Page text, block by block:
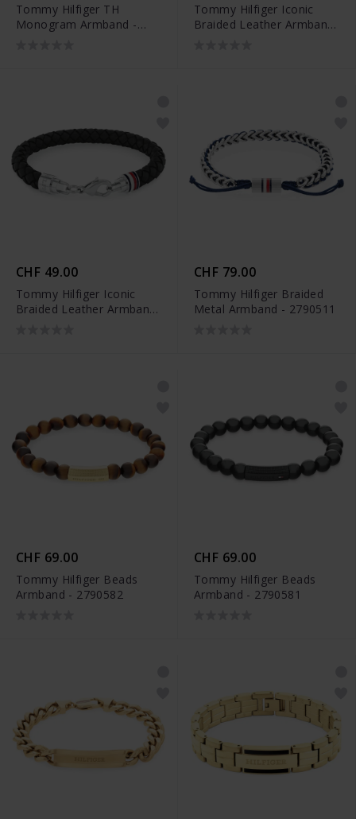
Tommy Hilfiger TH
Monogram Armband -
Tommy Hilfiger Iconic
Braided Leather Armband
CHF 49.00
Tommy Hilfiger Iconic
Braided Leather Armband
CHF 79.00
Tommy Hilfiger Braided
Metal Armband - 2790511
CHF 69.00
Tommy Hilfiger Beads
Armband - 2790582
CHF 69.00
Tommy Hilfiger Beads
Armband - 2790581